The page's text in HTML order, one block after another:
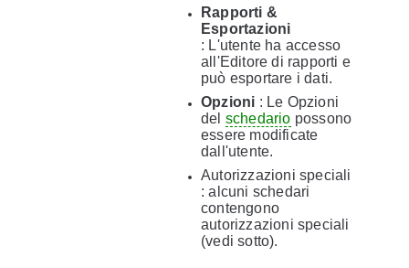
Rapporti &
Esportazioni
: L'utente ha accesso
all'Editore di rapporti e
può esportare i dati.
Opzioni : Le Opzioni
del schedario possono
essere modificate
dall'utente.
Autorizzazioni speciali
: alcuni schedari
contengono
autorizzazioni speciali
(vedi sotto).